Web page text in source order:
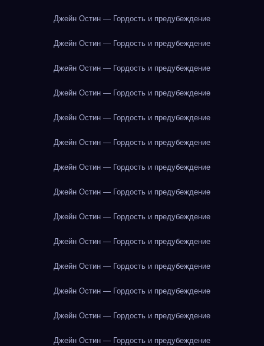
Джейн Остин — Гордость и предубеждение
Джейн Остин — Гордость и предубеждение
Джейн Остин — Гордость и предубеждение
Джейн Остин — Гордость и предубеждение
Джейн Остин — Гордость и предубеждение
Джейн Остин — Гордость и предубеждение
Джейн Остин — Гордость и предубеждение
Джейн Остин — Гордость и предубеждение
Джейн Остин — Гордость и предубеждение
Джейн Остин — Гордость и предубеждение
Джейн Остин — Гордость и предубеждение
Джейн Остин — Гордость и предубеждение
Джейн Остин — Гордость и предубеждение
Джейн Остин — Гордость и предубеждение